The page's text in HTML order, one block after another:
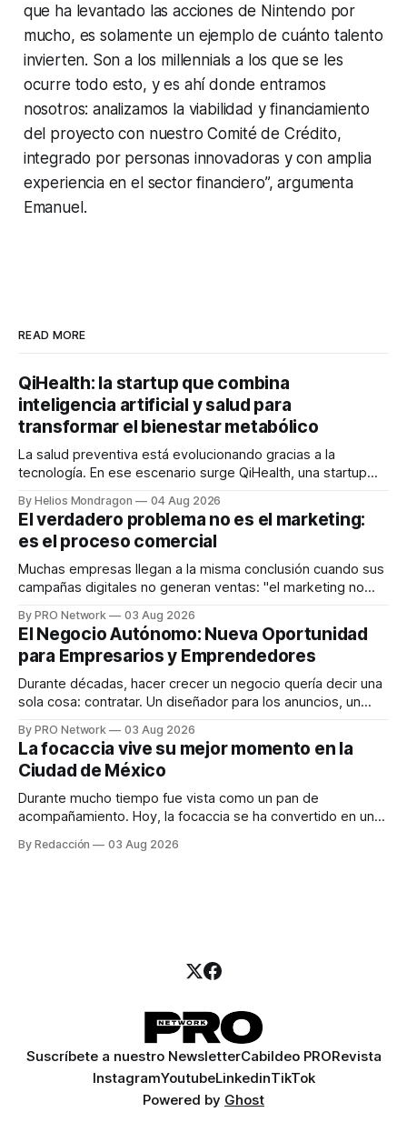
que ha levantado las acciones de Nintendo por
mucho, es solamente un ejemplo de cuánto talento
invierten. Son a los millennialsa los que se les
ocurre todo esto, y es ahí donde entramos
nosotros: analizamos la viabilidad y financiamiento
del proyecto con nuestro Comité de Crédito,
integrado por personas innovadoras y con amplia
experiencia en el sector financiero”, argumenta
Emanuel.
READ MORE
QiHealth: la startup que combina
inteligencia artificial y salud para
transformar el bienestar metabólico
La salud preventiva está evolucionando gracias a la
tecnología. En ese escenario surge QiHealth, una startup
dispositivos inteligentes, inteligencia artificial y monitoreo
en tiempo real para ayudar a las personas a tomar mejores
decisiones sobre su salud metabólica. Su propuesta busca
responder
By Helios Mondragon 04 Aug 2026
El verdadero problema no es el marketing:
es el proceso comercial
Muchas empresas llegan a la misma conclusión cuando sus
campañas digitales no generan ventas: "el marketing no
INTERIUS, el problema suele estar en otro lugar. Durante
una entrevista para el podcast SER PRO, el especialista en
marketing digital explicó que
By PRO Network 03 Aug 2026
El Negocio Autónomo: Nueva Oportunidad
para Empresarios y Emprendedores
Durante décadas, hacer crecer un negocio quería decir una
sola cosa: contratar. Un diseñador para los anuncios, un
para los textos, alguien que supiera de publicidad digital
para encontrar prospectos, un vendedor para atender
llamadas y mensajes, y —con suerte— una persona
By PRO Network 03 Aug 2026
La focaccia vive su mejor momento en la
Ciudad de México
Durante mucho tiempo fue vista como un pan de
acompañamiento. Hoy, la focaccia se ha convertido en uno
artesanal, ingredientes de calidad y experiencias que
By Redacción 03 Aug 2026
Suscríbete a nuestro NewsletterCabildeo PRORevista
InstagramYoutubeLinkedinTikTok
Powered by Ghost